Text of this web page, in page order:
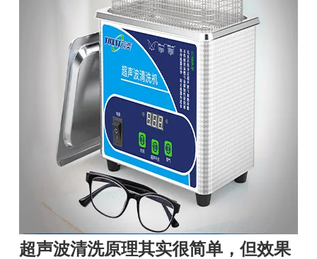
超声波清洗原理其实很简单，但效果